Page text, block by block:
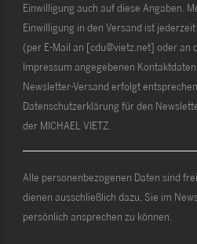
Einwilligung auch auf diese Angaben.
Einwilligung in den Versand ist
(per E-Mail an [cdu@vietz.net] oder an
Impressum angegebenen
Newsletter-Versand erfolgt
Datenschutzerklärung für den
der MICHAEL VIETZ.
Alle personenbezogenen Daten sind
dienen ausschließlich dazu, Sie im
persönlich ansprechen zu können.